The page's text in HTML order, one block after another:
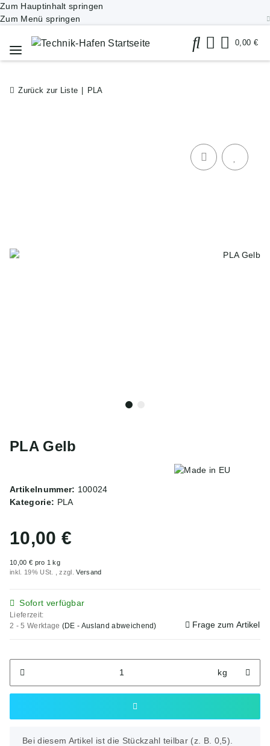
Zum Hauptinhalt springen
Zum Menü springen
0,00 €
Zurück zur Liste PLA
PLA Gelb
Artikelnummer: 100024
Kategorie: PLA
10,00 €
10,00 € pro 1 kg
inkl. 19% USt. , zzgl.Versand
Sofort verfügbar
Lieferzeit:
2 - 5 Werktage (DE - Ausland abweichend) Frage zum Artikel
kg
x
Bei diesem Artikel ist die Stückzahl teilbar (z. B. 0,5).